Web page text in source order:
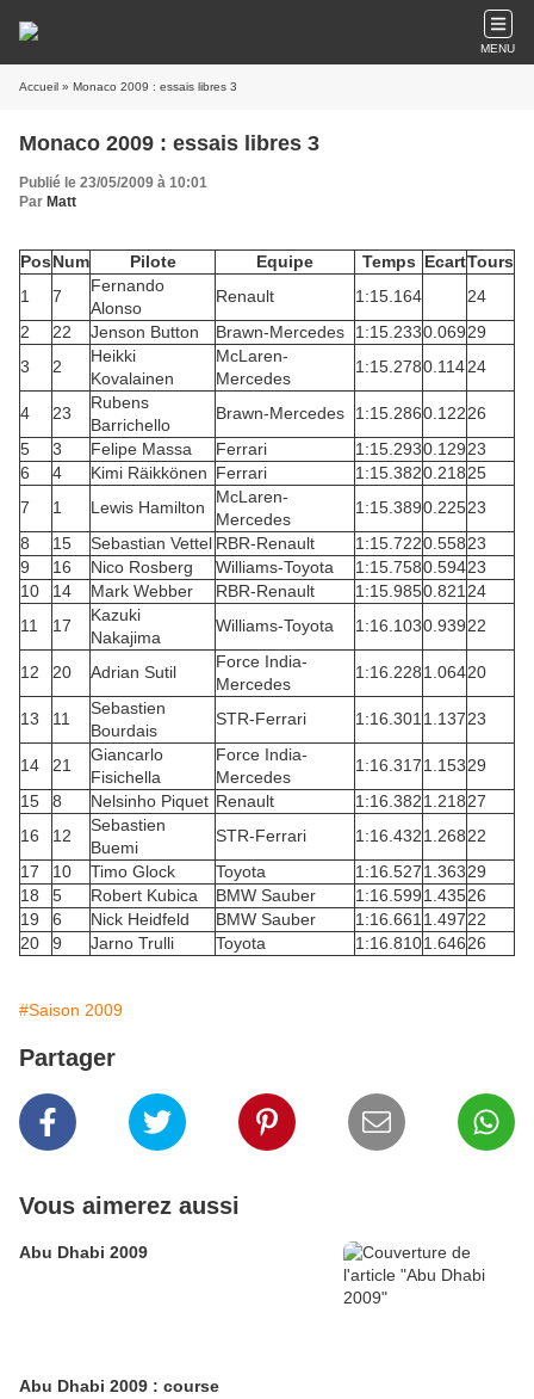
MENU
Accueil » Monaco 2009 : essais libres 3
Monaco 2009 : essais libres 3
Publié le 23/05/2009 à 10:01
Par Matt
PosNum Pilote Equipe Temps EcartTours
1
7
Fernando
Alonso
Renault 1:15.164
24
2
22 Jenson Button Brawn-Mercedes 1:15.2330.06929
3
2
Heikki
Kovalainen
McLaren-
Mercedes
1:15.2780.11424
4 23
Rubens
Barrichello
Brawn-Mercedes 1:15.2860.12226
5
3 Felipe Massa Ferrari 1:15.2930.12923
6
4 Kimi Räikkönen Ferrari 1:15.3820.21825
7
1 Lewis Hamilton
McLaren-
Mercedes
1:15.3890.22523
8
15 Sebastian Vettel RBR-Renault 1:15.7220.55823
9
16 Nico Rosberg Williams-Toyota 1:15.7580.59423
10
14 Mark Webber RBR-Renault 1:15.9850.821 24
11
17
Kazuki
Nakajima
Williams-Toyota 1:16.1030.93922
12 20 Adrian Sutil
Force India-
Mercedes
1:16.2281.06420
13 11
Sebastien
Bourdais
STR-Ferrari 1:16.301 1.13723
14 21
Giancarlo
Fisichella
Force India-
Mercedes
1:16.3171.15329
15
8 Nelsinho Piquet Renault 1:16.3821.21827
16
12
Sebastien
Buemi
STR-Ferrari 1:16.4321.26822
17
10 Timo Glock Toyota 1:16.5271.36329
18
5 Robert Kubica BMW Sauber 1:16.5991.43526
19
6 Nick Heidfeld BMW Sauber 1:16.661 1.49722
20
9 Jarno Trulli Toyota 1:16.8101.64626
#Saison 2009
Partager
Vous aimerez aussi
Abu Dhabi 2009
Abu Dhabi 2009 : course